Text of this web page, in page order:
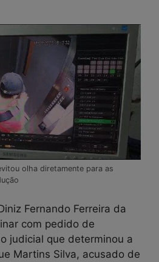
olha diretamente para as
Fernando Ferreira da
com pedido de
judicial que determinou a
Martins Silva, acusado de